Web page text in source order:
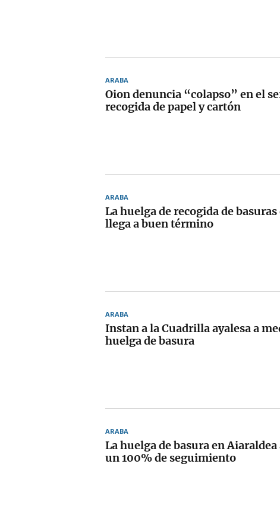
ARABA
Oion denuncia “colapso” en el
recogida de papel y cartón
ARABA
La huelga de recogida de
llega a buen término
ARABA
Instan a la Cuadrilla ayalesa a
huelga de basura
ARABA
La huelga de basura en
un 100% de seguimiento